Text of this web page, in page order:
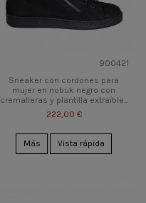
900421
Sneaker con cordones para
mujer en nobuk negro con
cremalleras y plantilla extraíble...
222,00 €
Más Vista rápida